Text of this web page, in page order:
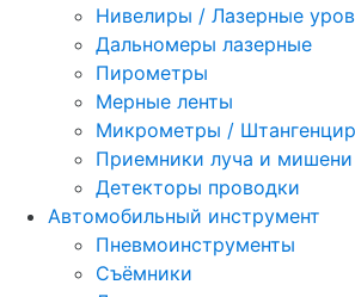
Нивелиры / Лазерные
Дальномеры лазерные
Пирометры
Мерные ленты
Микрометры /
Приемники луча и мишени
Детекторы проводки
Автомобильный инструмент
Пневмоинструменты
Съёмники